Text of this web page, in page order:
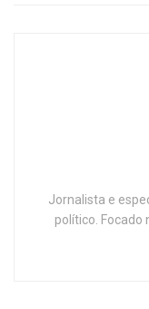
Jornalista e
político. Focado